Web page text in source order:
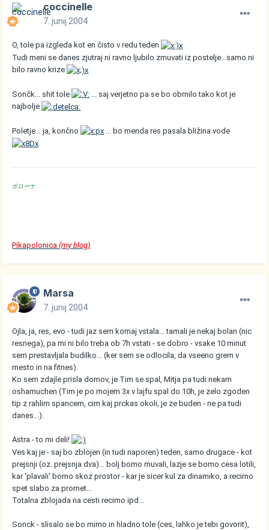
coccinelle
7. junij 2004
O, tole pa izgleda kot en čisto v redu teden
Tudi meni se danes zjutraj ni ravno ljubilo zmuvati iz postelje...samo ni
bilo ravno krize
Sončk... shit tole
... saj verjetno pa se bo obrnilo tako kot je
najbolje
Poletje... ja, končno ... bo menda res pasala bližina vode
ポローナ
Pikapolonica(my blog)
Marsa
7. junij 2004
Ojla, ja, res, evo - tudi jaz sem komaj vstala... tamali je nekaj bolan (nic
resnega), pa mi ni bilo treba ob 7h vstati - se dobro - vsake 10 minut
sem prestavljala budilko... (ker sem se odlocila, da vseeno grem v
mesto in na fitnes).
Ko sem zdajle prisla domov, je Tim se spal, Mitja pa tudi nekam
oshamuchen (Tim je po mojem 3x v lajfu spal do 10h, je zelo zgoden
tip z rahlim spancem, cim kaj prckas okoli, je ze buden - ne pa tudi
danes...).
Astra - to mi deli!
Ves kaj je - saj bo zblojen (in tudi naporen) teden, samo drugace - kot
prejsnji (oz. prejsnja dva)... bolj bomo muvali, lazje se bomo cesa lotili,
kar 'plavali' bomo skoz prostor - kar je sicer kul za dinamiko, a recimo
spet slabo za promet...
Totalna zblojada na cesti recimo ipd...
Sonck - slisalo se bo mimo in hladno tole (ces, lahko je tebi govorit),